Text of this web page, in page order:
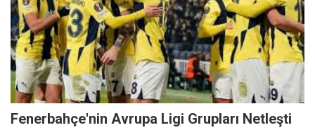
Fenerbahçe'nin Avrupa Ligi Grupları Netleşti